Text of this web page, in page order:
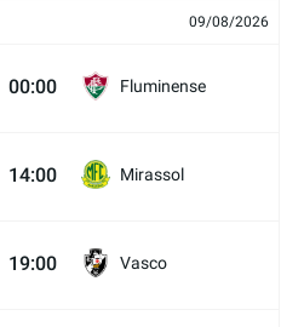
09/08/2026
00:00 Fluminense
14:00 Mirassol
19:00 Vasco